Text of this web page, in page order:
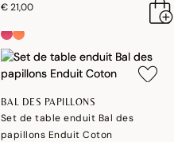
€ 21,00
BAL DES PAPILLONS
Set de table enduit Bal des
papillons Enduit Coton